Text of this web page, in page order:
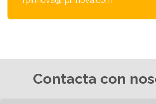
Contacta con